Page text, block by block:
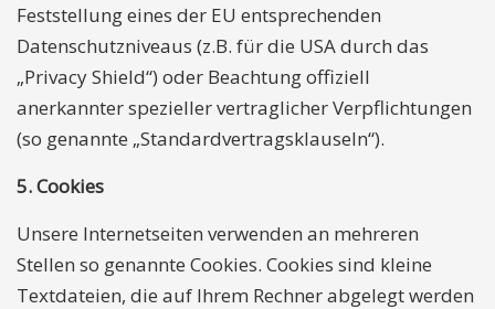
Feststellung eines der EU entsprechenden
Datenschutzniveaus (z.B. für die USA durch das
„Privacy Shield“) oder Beachtung offiziell
anerkannter spezieller vertraglicher Verpflichtungen
(so genannte „Standardvertragsklauseln“).
5. Cookies
Unsere Internetseiten verwenden an mehreren
Stellen so genannte Cookies. Cookies sind kleine
Textdateien, die auf Ihrem Rechner abgelegt werden